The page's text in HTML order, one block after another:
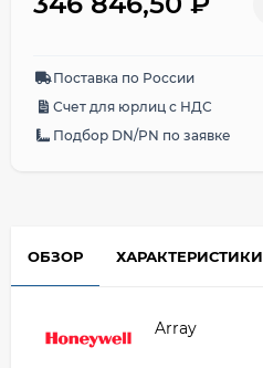
Поставка по России
Счет для юрлиц с НДС
Подбор DN/PN по заявке
ОБЗОР ХАРАКТЕРИСТИКИ
Array